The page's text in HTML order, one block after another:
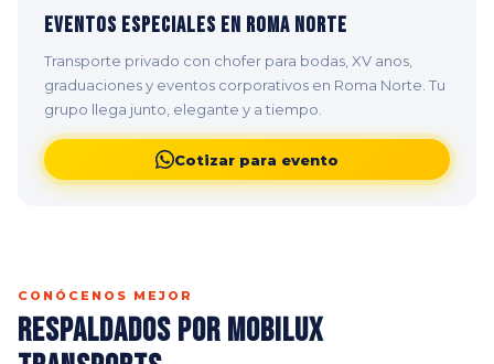
Eventos Especiales en Roma Norte
Transporte privado con chofer para bodas, XV anos,
graduaciones y eventos corporativos en Roma Norte. Tu
grupo llega junto, elegante y a tiempo.
Cotizar para evento
CONÓCENOS MEJOR
Respaldados por Mobilux